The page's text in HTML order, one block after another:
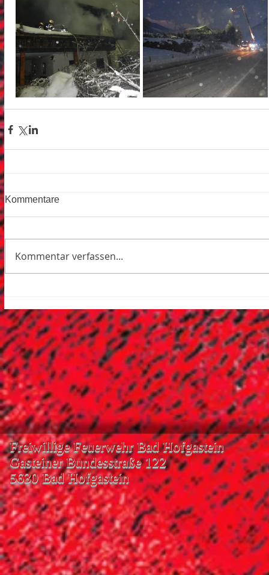
Kommentare
Kommentar verfassen...
Freiwillige Feuerwehr Bad Hofgastein
Gasteiner Bundesstraße 122
5630 Bad Hofgastein